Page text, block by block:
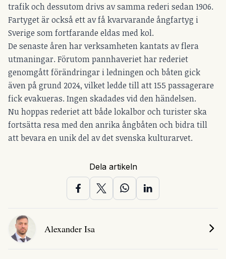
trafik och dessutom drivs av samma rederi sedan 1906.
Fartyget är också ett av få kvarvarande ångfartyg i
Sverige som fortfarande eldas med kol.
De senaste åren har verksamheten kantats av flera
utmaningar. Förutom pannhaveriet har rederiet
genomgått förändringar i ledningen och båten gick
även på grund 2024, vilket ledde till att 155 passagerare
fick evakueras. Ingen skadades vid den händelsen.
Nu hoppas rederiet att både lokalbor och turister ska
fortsätta resa med den anrika ångbåten och bidra till
att bevara en unik del av det svenska kulturarvet.
Dela artikeln
Alexander Isa